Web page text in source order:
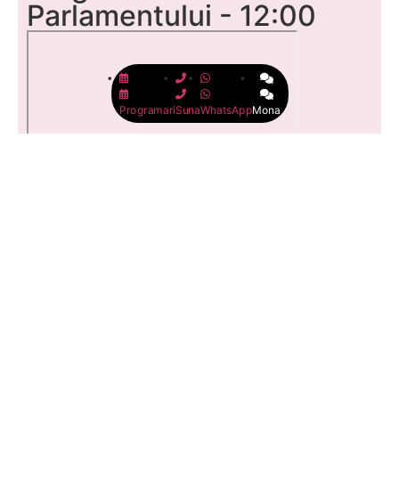
Parlamentului - 12:00
ProgramariSunaWhatsAppMona